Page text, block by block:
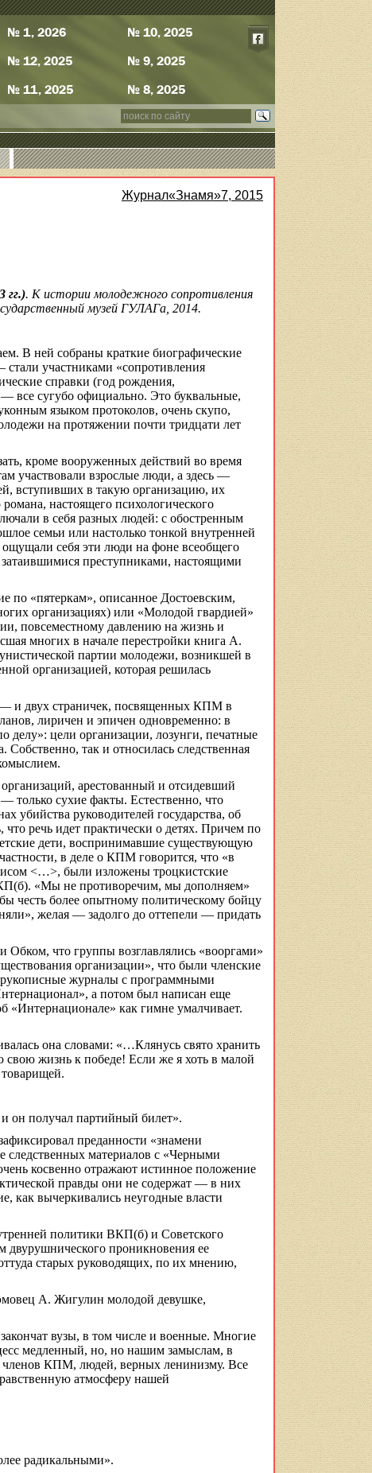
№ 1, 2026
№ 12, 2025
№ 11, 2025
№ 10, 2025
№ 9, 2025
№ 8, 2025
Журнал«Знамя»7, 2015
гг.). К истории молодежного сопротивления
музей ГУЛАГа, 2014.
В ней собраны краткие биографические
участниками «сопротивления
справки (год рождения,
— все сугубо официально. Это буквальные,
языком протоколов, очень скупо,
на протяжении почти тридцати лет
кроме вооруженных действий во время
участвовали взрослые люди, а здесь —
вступивших в такую организацию, их
настоящего психологического
в себя разных людей: с обостренным
семьи или настолько тонкой внутренней
себя эти люди на фоне всеобщего
преступниками, настоящими
по «пятеркам», описанное Достоевским,
организациях) или «Молодой гвардией»
повсеместному давлению на жизнь и
многих в начале перестройки книга А.
партии молодежи, возникшей в
организацией, которая решилась
и двух страничек, посвященных КПМ в
лиричен и эпичен одновременно: в
делу»: цели организации, лозунги, печатные
так и относилась следственная
арестованный и отсидевший
только сухие факты. Естественно, что
убийства руководителей государства, об
что речь идет практически о детях. Причем по
дети, воспринимавшие существующую
в деле о КПМ говорится, что «в
<…>, были изложены троцкистские
П(б). «Мы не противоречим, мы дополняем»
честь более опытному политическому бойцу
желая — задолго до оттепели — придать
Обком, что группы возглавлялись «вооргами»
организации», что были членские
рукописные журналы с программными
а потом был написан еще
«Интернационале» как гимне умалчивает.
она словами: «…Клянусь свято хранить
жизнь к победе! Если же я хоть в малой
товарищей.
он получал партийный билет».
преданности «знамени
материалов с «Черными
косвенно отражают истинное положение
правды они не содержат — в них
как вычеркивались неугодные власти
политики ВКП(б) и Советского
двурушнического проникновения ее
старых руководящих, по их мнению,
А. Жигулин молодой девушке,
вузы, в том числе и военные. Многие
медленный, но, но нашим замыслам, в
членов КПМ, людей, верных ленинизму. Все
атмосферу нашей
радикальными».